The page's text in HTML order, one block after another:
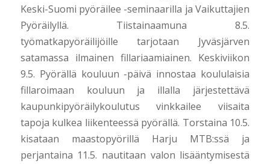
Keski-Suomi pyöräilee -seminaarilla ja Vaikuttajien
Pyöräilyllä. Tiistainaamuna 8.5.
työmatkapyöräilijöille tarjotaan Jyväsjärven
satamassa ilmainen fillariaamiainen. Keskiviikon
9.5. Pyörällä kouluun -päivä innostaa koululaisia
fillaroimaan kouluun ja illalla järjestettävä
kaupunkipyöräilykoulutus vinkkailee viisaita
tapoja kulkea liikenteessä pyörällä. Torstaina 10.5.
kisataan maastopyörillä Harju MTB:ssä ja
perjantaina 11.5. nautitaan valon lisääntymisestä